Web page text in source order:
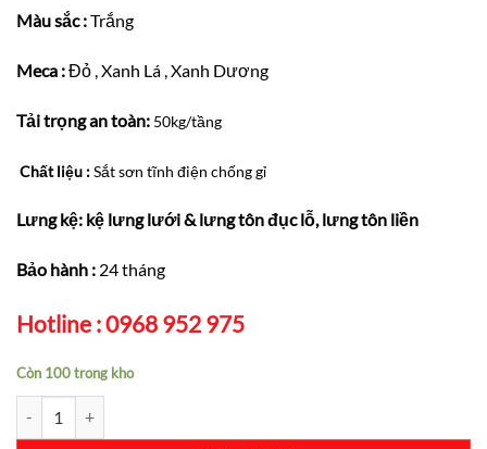
Màu sắc :Trắng
Meca :Đỏ , Xanh Lá , Xanh Dương
Tải trọng an toàn: 50kg/tầng
Chất liệu :Sắt sơn tĩnh điện chống gỉ
Lưng kệ: kệ lưng lưới & lưng tôn đục lỗ, lưng tôn liền
Bảo hành : 24 tháng
Hotline : 0968 952 975
Còn 100 trong kho